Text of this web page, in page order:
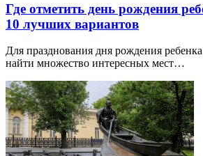
Где отметить день рождения
10 лучших вариантов
Для празднования дня рождения
найти множество интересных мест…